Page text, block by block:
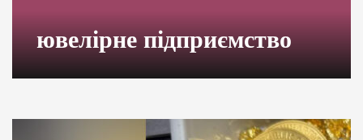
ювелірне підприємство